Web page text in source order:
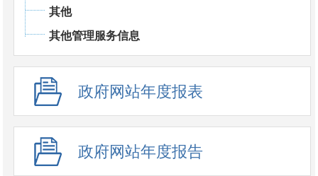
其他
其他管理服务信息
政府网站年度报表
政府网站年度报告